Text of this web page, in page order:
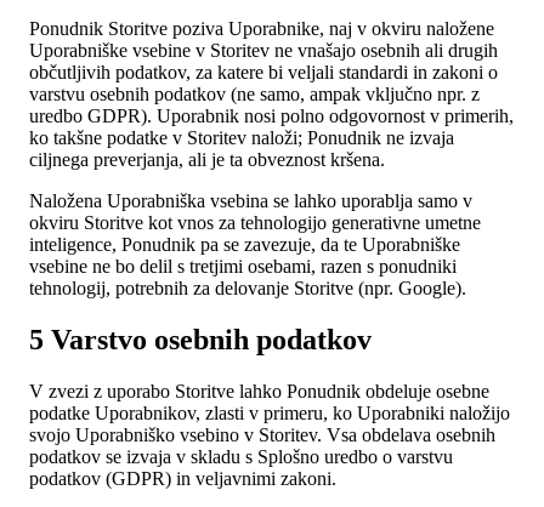
Ponudnik Storitve poziva Uporabnike, naj v okviru naložene
Uporabniške vsebine v Storitev ne vnašajo osebnih ali drugih
občutljivih podatkov, za katere bi veljali standardi in zakoni o
varstvu osebnih podatkov (ne samo, ampak vključno npr. z
uredbo GDPR). Uporabnik nosi polno odgovornost v primerih,
ko takšne podatke v Storitev naloži; Ponudnik ne izvaja
ciljnega preverjanja, ali je ta obveznost kršena.
Naložena Uporabniška vsebina se lahko uporablja samo v
okviru Storitve kot vnos za tehnologijo generativne umetne
inteligence, Ponudnik pa se zavezuje, da te Uporabniške
vsebine ne bo delil s tretjimi osebami, razen s ponudniki
tehnologij, potrebnih za delovanje Storitve (npr. Google).
5 Varstvo osebnih podatkov
V zvezi z uporabo Storitve lahko Ponudnik obdeluje osebne
podatke Uporabnikov, zlasti v primeru, ko Uporabniki naložijo
svojo Uporabniško vsebino v Storitev. Vsa obdelava osebnih
podatkov se izvaja v skladu s Splošno uredbo o varstvu
podatkov (GDPR) in veljavnimi zakoni.